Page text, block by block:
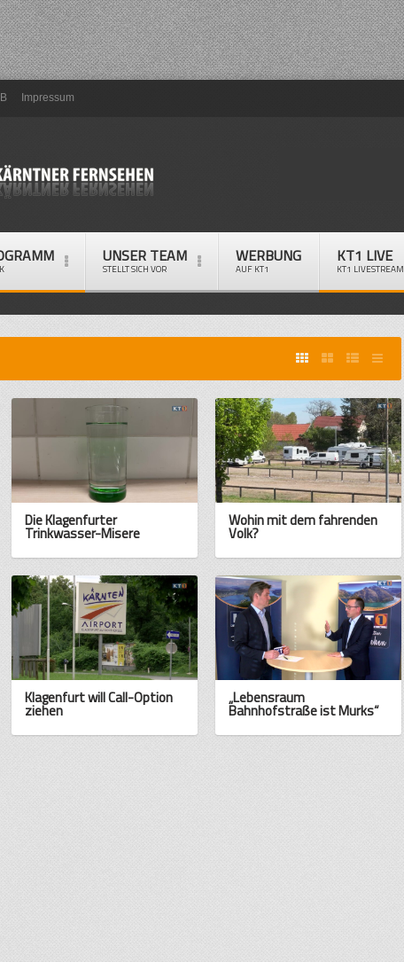
Impressum
UNSER TEAM
STELLT SICH VOR
WERBUNG
AUF KT1
KT1 LIVE
KT1 LIVESTREAM
Die Klagenfurter
Trinkwasser-Misere
Wohin mit dem fahrenden
Volk?
Klagenfurt will Call-Option
ziehen
„Lebensraum
Bahnhofstraße ist Murks“